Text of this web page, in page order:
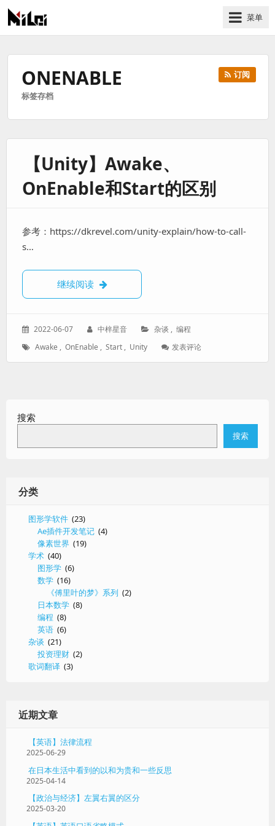
有
技
菜单
ONENABLE
标签存档
订阅
【Unity】Awake、
OnEnable和Start的区别
参考：https://dkrevel.com/unity-explain/how-to-call-
s…
继续阅读 【Unity】Awake、OnEnable和Start的区别
发
于：
2022-06-07
作
中梓星音
分
杂谈 , 编程
标
Awake , OnEnable , Start , Unity 发表评论: 【Unity】
别
搜索
搜索
分类
图形学软件 (23)
Ae插件开发笔记 (4)
像素世界 (19)
学术 (40)
图形学 (6)
数学 (16)
《傅里叶的梦》系列 (2)
日本数学 (8)
编程 (8)
英语 (6)
杂谈 (21)
投资理财 (2)
歌词翻译 (3)
近期文章
【英语】法律流程
2025-06-29
在日本生活中看到的以和为贵和一些反思
2025-04-14
【政治与经济】左翼右翼的区分
2025-03-20